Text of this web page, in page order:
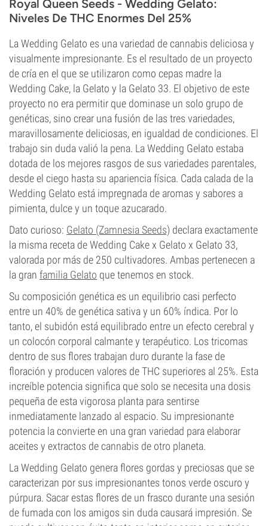
Royal Queen Seeds - Wedding Gelato:
Niveles De THC Enormes Del 25%
La Wedding Gelato es una variedad de cannabis deliciosa y
visualmente impresionante. Es el resultado de un proyecto
de cría en el que se utilizaron como cepas madre la
Wedding Cake, la Gelato y la Gelato 33. El objetivo de este
proyecto no era permitir que dominase un solo grupo de
genéticas, sino crear una fusión de las tres variedades,
maravillosamente deliciosas, en igualdad de condiciones. El
trabajo sin duda valió la pena. La Wedding Gelato estaba
dotada de los mejores rasgos de sus variedades parentales,
desde el ciego hasta su apariencia física. Cada calada de la
Wedding Gelato está impregnada de aromas y sabores a
pimienta, dulce y un toque azucarado.
Dato curioso: Gelato (Zamnesia Seeds) declara exactamente
la misma receta de Wedding Cake x Gelato x Gelato 33,
valorada por más de 250 cultivadores. Ambas pertenecen a
la gran familia Gelato que tenemos en stock.
Su composición genética es un equilibrio casi perfecto
entre un 40% de genética sativa y un 60% índica. Por lo
tanto, el subidón está equilibrado entre un efecto cerebral y
un colocón corporal calmante y terapéutico. Los tricomas
dentro de sus flores trabajan duro durante la fase de
floración y producen valores de THC superiores al 25%. Esta
increíble potencia significa que solo se necesita una dosis
pequeña de esta vigorosa planta para sentirse
inmediatamente lanzado al espacio. Su impresionante
potencia la convierte en una gran variedad para elaborar
aceites y extractos de cannabis de otro planeta.
La Wedding Gelato genera flores gordas y preciosas que se
caracterizan por sus impresionantes tonos verde oscuro y
púrpura. Sacar estas flores de un frasco durante una sesión
de fumada con los amigos sin duda causará impresión. Se